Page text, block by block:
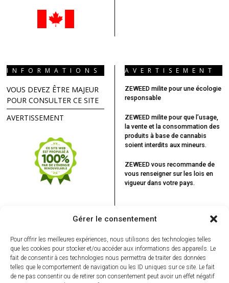
Gérer le consentement
Pour offrir les meilleures expériences, nous utilisons des technologies telles
que les cookies pour stocker et/ou accéder aux informations des appareils. Le
fait de consentir à ces technologies nous permettra de traiter des données
telles que le comportement de navigation ou les ID uniques sur ce site. Le fait
de ne pas consentir ou de retirer son consentement peut avoir un effet négatif
INFORMATIONS
VOUS DEVEZ ÊTRE MAJEUR
POUR CONSULTER CE SITE
AVERTISSEMENT
AVERTISEMENT
ZEWEED milite pour une écologie
responsable
ZEWEED milite pour que l’usage,
la vente et la consommation des
produits à base de cannabis
soient interdits aux mineurs.
ZEWEED vous recommande de
vous renseigner sur les lois en
vigueur dans votre pays.